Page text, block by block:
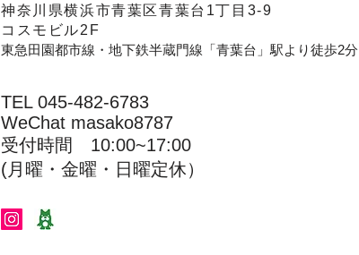
神奈川県横浜市青葉区青葉台1丁目3-9
コスモビル2F
東急田園都市線・地下鉄半蔵門線「青葉台」駅より徒歩2分
TEL 045-482-6783
WeChat masako8787
受付時間 10:00~17:00​​​
(​月曜・金曜・日曜定休）